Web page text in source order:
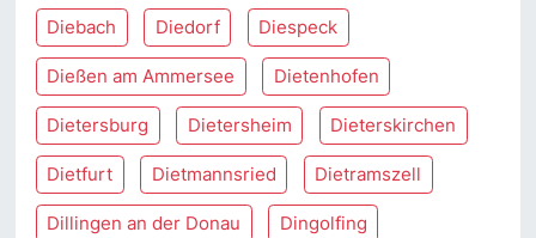
Diebach Diedorf Diespeck
Dießen am Ammersee Dietenhofen
Dietersburg Dietersheim Dieterskirchen
Dietfurt Dietmannsried Dietramszell
Dillingen an der Donau Dingolfing